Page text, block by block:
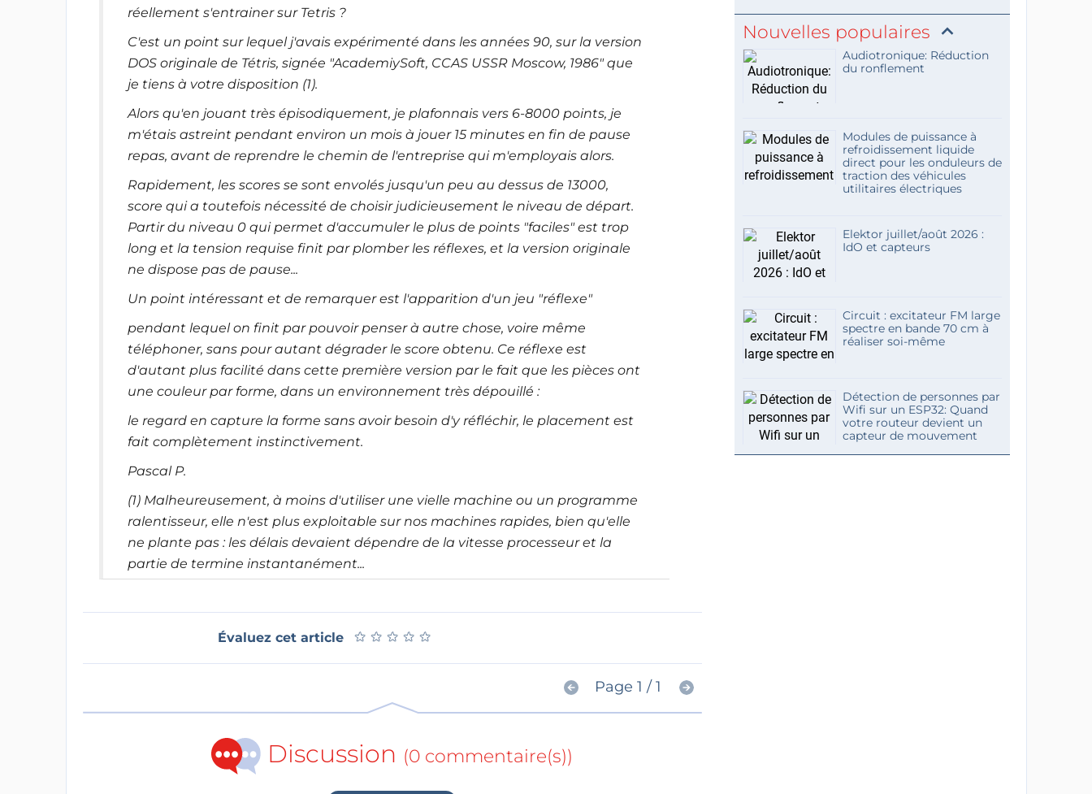
réellement s'entrainer sur Tetris ?
C'est un point sur lequel j'avais expérimenté dans les années 90, sur la version
DOS originale de Tétris, signée "AcademiySoft, CCAS USSR Moscow, 1986" que
je tiens à votre disposition (1).
Alors qu'en jouant très épisodiquement, je plafonnais vers 6-8000 points, je
m'étais astreint pendant environ un mois à jouer 15 minutes en fin de pause
repas, avant de reprendre le chemin de l'entreprise qui m'employais alors.
Rapidement, les scores se sont envolés jusqu'un peu au dessus de 13000,
score qui a toutefois nécessité de choisir judicieusement le niveau de départ.
Partir du niveau 0 qui permet d'accumuler le plus de points "faciles" est trop
long et la tension requise finit par plomber les réflexes, et la version originale
ne dispose pas de pause...
Un point intéressant et de remarquer est l'apparition d'un jeu "réflexe"
pendant lequel on finit par pouvoir penser à autre chose, voire même
téléphoner, sans pour autant dégrader le score obtenu. Ce réflexe est
d'autant plus facilité dans cette première version par le fait que les pièces ont
une couleur par forme, dans un environnement très dépouillé :
le regard en capture la forme sans avoir besoin d'y réfléchir, le placement est
fait complètement instinctivement.
Pascal P.
(1) Malheureusement, à moins d'utiliser une vielle machine ou un programme
ralentisseur, elle n'est plus exploitable sur nos machines rapides, bien qu'elle
ne plante pas : les délais devaient dépendre de la vitesse processeur et la
partie de termine instantanément...
Évaluez cet article ★ ★ ★ ★ ★
★ ★ ★ ★ ★
Page 1 / 1
Discussion (0 commentaire(s))
Nouvelles populaires
Audiotronique: Réduction
du ronflement
Modules de puissance à
refroidissement liquide
direct pour les onduleurs de
traction des véhicules
utilitaires électriques
Elektor juillet/août 2026 :
IdO et capteurs
Circuit : excitateur FM large
spectre en bande 70 cm à
réaliser soi-même
Détection de personnes par
Wifi sur un ESP32: Quand
votre routeur devient un
capteur de mouvement